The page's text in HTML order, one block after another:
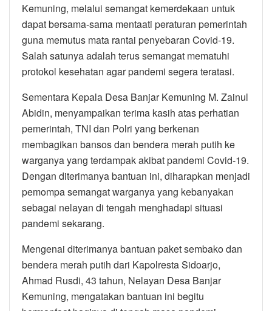
Kemuning, melalui semangat kemerdekaan untuk
dapat bersama-sama mentaati peraturan pemerintah
guna memutus mata rantai penyebaran Covid-19.
Salah satunya adalah terus semangat mematuhi
protokol kesehatan agar pandemi segera teratasi.
Sementara Kepala Desa Banjar Kemuning M. Zainul
Abidin, menyampaikan terima kasih atas perhatian
pemerintah, TNI dan Polri yang berkenan
membagikan bansos dan bendera merah putih ke
warganya yang terdampak akibat pandemi Covid-19.
Dengan diterimanya bantuan ini, diharapkan menjadi
pemompa semangat warganya yang kebanyakan
sebagai nelayan di tengah menghadapi situasi
pandemi sekarang.
Mengenai diterimanya bantuan paket sembako dan
bendera merah putih dari Kapolresta Sidoarjo,
Ahmad Rusdi, 43 tahun, Nelayan Desa Banjar
Kemuning, mengatakan bantuan ini begitu